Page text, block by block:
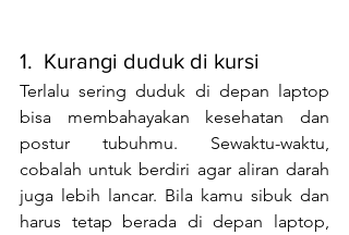
1.  Kurangi duduk di kursi
Terlalu sering duduk di depan laptop
bisa membahayakan kesehatan dan
postur tubuhmu. Sewaktu-waktu,
cobalah untuk berdiri agar aliran darah
juga lebih lancar. Bila kamu sibuk dan
harus tetap berada di depan laptop,